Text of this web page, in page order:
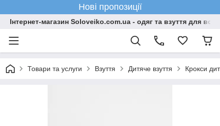
Нові пропозиції
Інтернет-магазин Soloveiko.com.ua - одяг та взуття для всієї
Товари та услуги Взуття Дитяче взуття Крокси